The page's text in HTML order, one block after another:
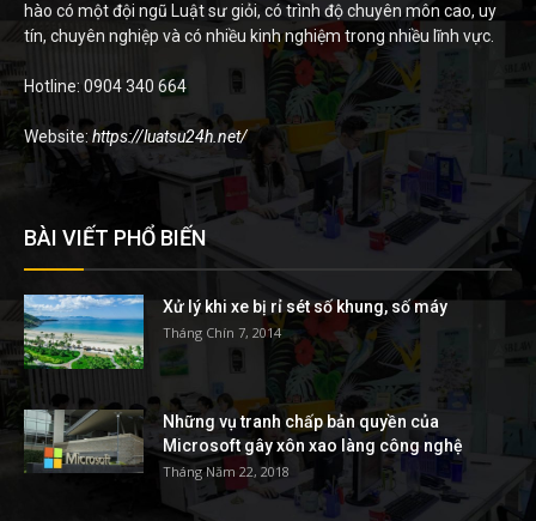
hào có một đội ngũ Luật sư giỏi, có trình độ chuyên môn cao, uy
tín, chuyên nghiệp và có nhiều kinh nghiệm trong nhiều lĩnh vực.
Hotline: 0904 340 664
Website: https://luatsu24h.net/
BÀI VIẾT PHỔ BIẾN
Xử lý khi xe bị rỉ sét số khung, số máy
Tháng Chín 7, 2014
Những vụ tranh chấp bản quyền của
Microsoft gây xôn xao làng công nghệ
Tháng Năm 22, 2018